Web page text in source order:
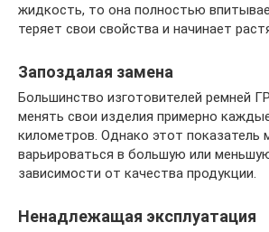
жидкость, то она полностью
теряет свои свойства и начинает
Запоздалая замена
Большинство изготовителей ремней
менять свои изделия примерно
километров. Однако этот показатель
варьироваться в большую или
зависимости от качества продукции.
Ненадлежащая эксплуатация